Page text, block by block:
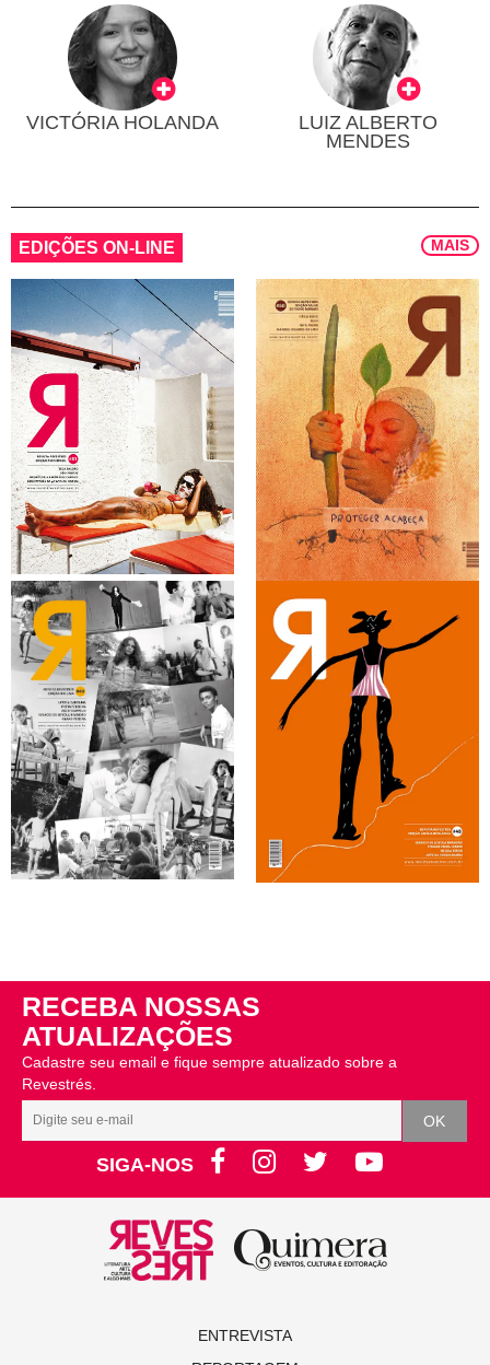
VICTÓRIA HOLANDA
LUIZ ALBERTO
MENDES
EDIÇÕES ON-LINE MAIS
RECEBA NOSSAS
ATUALIZAÇÕES
Cadastre seu email e fique sempre atualizado sobre a
Revestrés.
SIGA-NOS
ENTREVISTA